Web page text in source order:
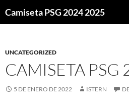
Camiseta PSG 2024 2025
UNCATEGORIZED
CAMISETA PSG
5 DE ENERO DE 2022 ISTERN